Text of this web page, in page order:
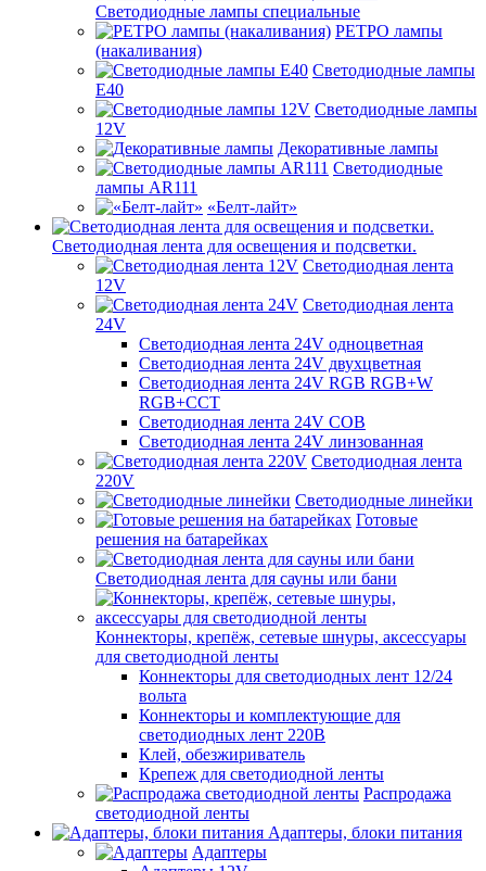
Светодиодные лампы специальные
РЕТРО лампы
(накаливания)
Светодиодные лампы
E40
Светодиодные лампы
12V
Декоративные лампы
Светодиодные
лампы AR111
«Белт-лайт»
Светодиодная лента для освещения и подсветки.
Светодиодная лента
12V
Светодиодная лента
24V
Светодиодная лента 24V одноцветная
Светодиодная лента 24V двухцветная
Светодиодная лента 24V RGB RGB+W
RGB+CCT
Светодиодная лента 24V COB
Светодиодная лента 24V линзованная
Светодиодная лента
220V
Светодиодные линейки
Готовые
решения на батарейках
Светодиодная лента для сауны или бани
Коннекторы, крепёж, сетевые шнуры, аксессуары
для светодиодной ленты
Коннекторы для светодиодных лент 12/24
вольта
Коннекторы и комплектующие для
светодиодных лент 220В
Клей, обезжириватель
Крепеж для светодиодной ленты
Распродажа
светодиодной ленты
Адаптеры, блоки питания
Адаптеры